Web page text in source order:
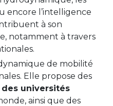
encore l’intelligence
à son
notamment à travers
de mobilité
Elle propose des
universités
ainsi que des